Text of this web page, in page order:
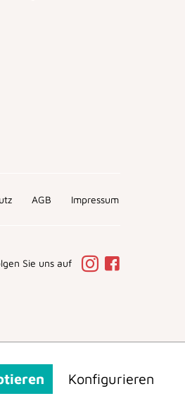
AGB Impressum
Sie uns auf
Konfigurieren